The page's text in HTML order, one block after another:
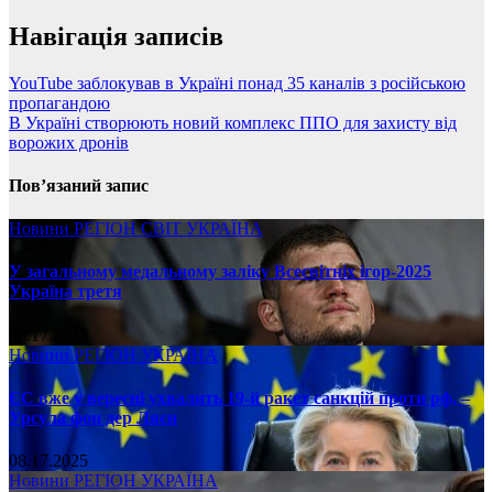
Навігація записів
YouTube заблокував в Україні понад 35 каналів з російською
пропагандою
В Україні створюють новий комплекс ППО для захисту від
ворожих дронів
Пов’язаний запис
Новини РЕГІОНСВІТ УКРАЇНА
У загальному медальному заліку Всесвітніх ігор-2025
Україна третя
08.17.2025
НовиниРЕГІОН УКРАЇНА
ЄС вже у вересні ухвалить 19-й ракет санкцій проти рф, –
Урсула фон дер Ляєн
08.17.2025
Новини РЕГІОН УКРАЇНА